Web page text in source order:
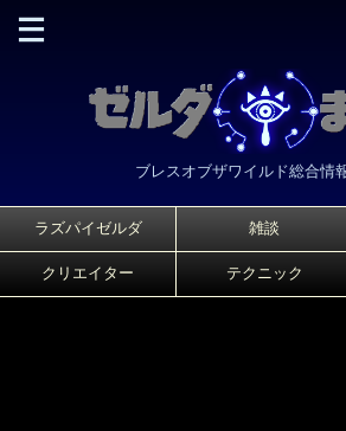
ブレスオブザワイルド総合情
ラズパイゼルダ 雑談
クリエイター テクニック